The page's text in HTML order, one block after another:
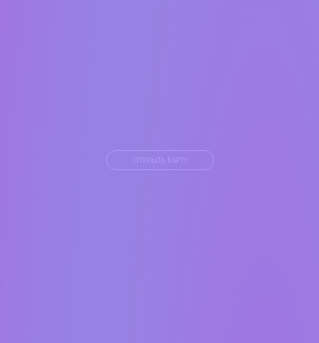
ОТКРЫТЬ КАРТУ